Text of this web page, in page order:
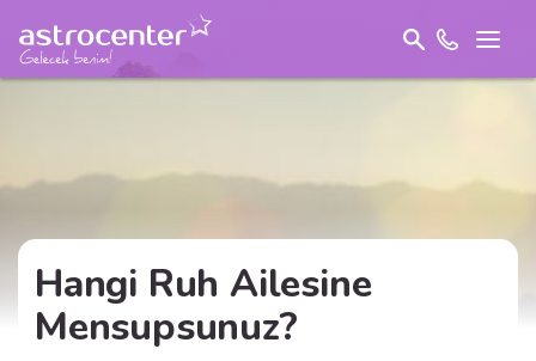
Hangi Ruh Ailesine
Mensupsunuz?